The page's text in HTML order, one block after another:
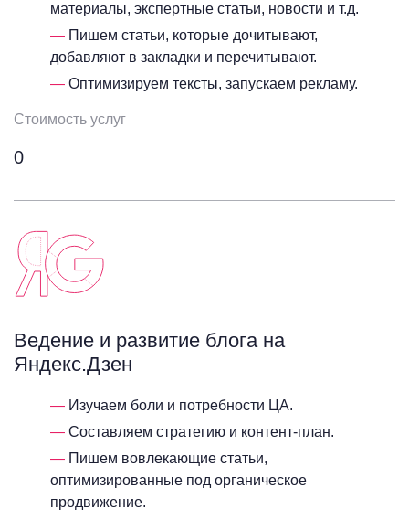
материалы, экспертные статьи, новости и т.д.
Пишем статьи, которые дочитывают,
добавляют в закладки и перечитывают.
Оптимизируем тексты, запускаем рекламу.
Стоимость услуг
0
Ведение и развитие блога на
Яндекс.Дзен
Изучаем боли и потребности ЦА.
Составляем стратегию и контент-план.
Пишем вовлекающие статьи,
оптимизированные под органическое
продвижение.